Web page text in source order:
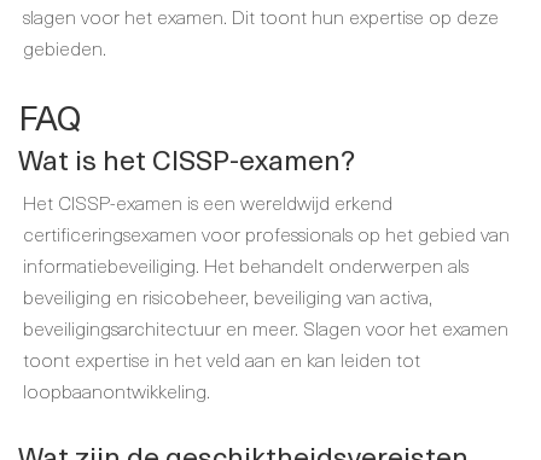
slagen voor het examen. Dit toont hun expertise op deze
gebieden.
FAQ
Wat is het CISSP-examen?
Het CISSP-examen is een wereldwijd erkend
certificeringsexamen voor professionals op het gebied van
informatiebeveiliging. Het behandelt onderwerpen als
beveiliging en risicobeheer, beveiliging van activa,
beveiligingsarchitectuur en meer. Slagen voor het examen
toont expertise in het veld aan en kan leiden tot
loopbaanontwikkeling.